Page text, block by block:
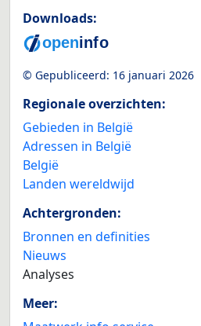
Downloads:
© Gepubliceerd: 16 januari 2026
Regionale overzichten:
Gebieden in België
Adressen in België
België
Landen wereldwijd
Achtergronden:
Bronnen en definities
Nieuws
Analyses
Meer: